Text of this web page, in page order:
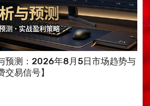
预测：2026年8月5日市场趋势与
易信号】